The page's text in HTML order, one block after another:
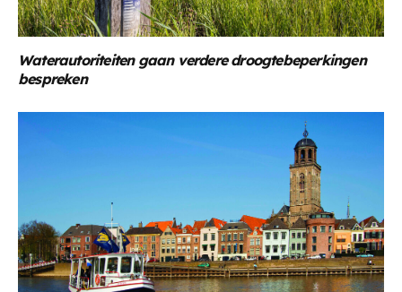
Waterautoriteiten gaan verdere droogtebeperkingen
bespreken